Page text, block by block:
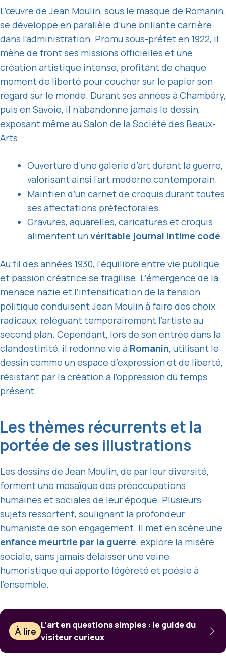
L’œuvre de Jean Moulin, sous le masque de Romanin,
se développe en parallèle d’une brillante carrière
dans l’administration. Promu sous-préfet en 1922, il
mène de front ses missions officielles et une
création artistique intense, profitant de chaque
moment de liberté pour coucher sur le papier son
regard sur le monde. Durant ses années à Chambéry,
puis en Savoie, il n’abandonne jamais le dessin,
exposant même au Salon de la Société des Beaux-
Arts.
Ouverture d’une galerie d’art durant la guerre,
valorisant ainsi l’art moderne contemporain.
Maintien d’uncarnet de croquis durant toutes
ses affectations préfectorales.
Gravures, aquarelles, caricatures et croquis
alimentent unvéritable journal intime codé.
Au fil des années 1930, l’équilibre entre vie publique
et passion créatrice se fragilise. L’émergence de la
menace nazie et l’intensification de la tension
politique conduisent Jean Moulin à faire des choix
radicaux, reléguant temporairement l’artiste au
second plan. Cependant, lors de son entrée dans la
clandestinité, il redonne vie à Romanin, utilisant le
dessin comme un espace d’expression et de liberté,
résistant par la création à l’oppression du temps
présent.
Les thèmes récurrents et la
portée de ses illustrations
Les dessins de Jean Moulin, de par leur diversité,
forment une mosaïque des préoccupations
humaines et sociales de leur époque. Plusieurs
sujets ressortent, soulignant la profondeur
humaniste de son engagement. Il met en scène une
enfance meurtrie par la guerre, explore la misère
sociale, sans jamais délaisser une veine
humoristique qui apporte légèreté et poésie à
l’ensemble.
À lire
L’art en questions simples : le guide du
visiteur curieux